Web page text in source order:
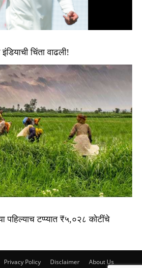
चिंता वाढली!
पहिल्याच टप्प्यात ₹५,०२८ कोटींचे
Privacy Policy Disclaimer About Us